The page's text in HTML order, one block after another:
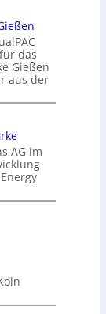
das
Gießen
aus der
AG im